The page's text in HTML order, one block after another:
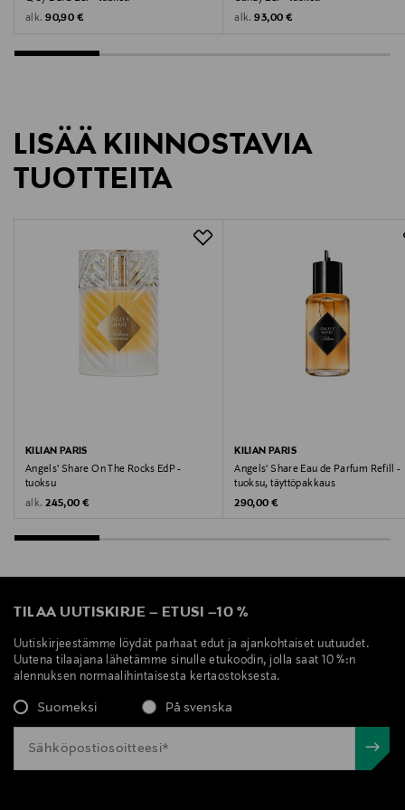
csfinland@fi.estee.com
Avainsanat
alk. Original Price
90,90 €
alk. Original Price
93,00 €
LISÄÄ KIINNOSTAVIA
TUOTTEITA
KILIAN PARIS
Angels' Share On The Rocks EdP -
tuoksu
alk. Original Price
245,00 €
KILIAN PARIS
Angels' Share Eau de Parfum Refill -
tuoksu, täyttöpakkaus
Original Price
290,00 €
TILAA UUTISKIRJE – ETUSI –10 %
Uutiskirjeestämme löydät parhaat edut ja ajankohtaiset uutuudet.
Uutena tilaajana lähetämme sinulle etukoodin, jolla saat 10 %:n
alennuksen normaalihintaisesta kertaostoksesta.
Suomeksi På svenska